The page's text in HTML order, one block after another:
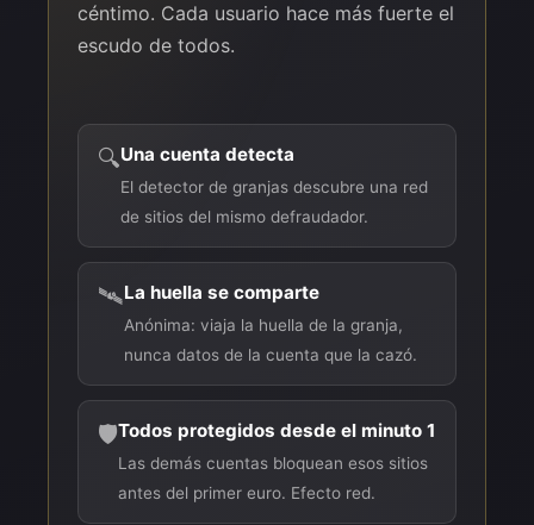
céntimo. Cada usuario hace más fuerte el
escudo de todos.
🔍Una cuenta detecta
El detector de granjas descubre una red
de sitios del mismo defraudador.
🛰️La huella se comparte
Anónima: viaja la huella de la granja,
nunca datos de la cuenta que la cazó.
🛡️Todos protegidos desde el minuto 1
Las demás cuentas bloquean esos sitios
antes del primer euro. Efecto red.